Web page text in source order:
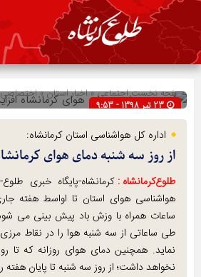
صفحه نخستاجتماعی»اخبار استان»اختصاصی
23 تیر 1398 - 9:53
شناسه : 88885
اداره کل هواشناسی استان کرمانشاه:
از روز سه شنبه دمای هوای
طلوع‌‌کرمانشاه : کرمانشاه-پایگاه خبری
هواشناسی هوای استان تا اواسط هفته
ساعات همراه با وزش باد پیش بینی می
طی ساعاتی از سه شنبه هوا را در نقاط مرزی
نماید. همچنین دمای هوای روزانه که تا
نخواهد داشت؛ از روز سه شنبه تا پایان هفته